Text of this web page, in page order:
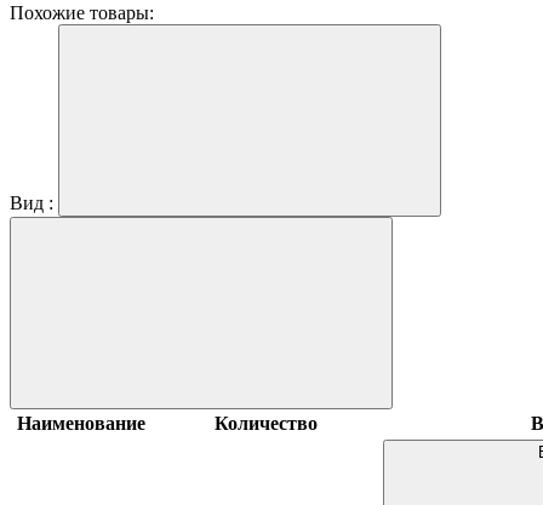
Похожие товары:
Вид :
Наименование Количество